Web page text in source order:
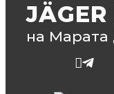
JÄGER
на Марата